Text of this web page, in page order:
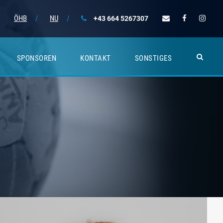
ÖHB / NU / +43 664 5267307
SPONSOREN KONTAKT SONSTIGES